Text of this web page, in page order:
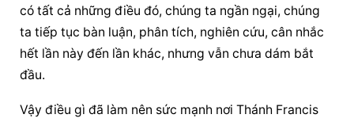
có tất cả những điều đó, chúng ta ngần ngại, chúng
ta tiếp tục bàn luận, phân tích, nghiên cứu, cân nhắc
hết lần này đến lần khác, nhưng vẫn chưa dám bắt
đầu.
Vậy điều gì đã làm nên sức mạnh nơi Thánh Francis